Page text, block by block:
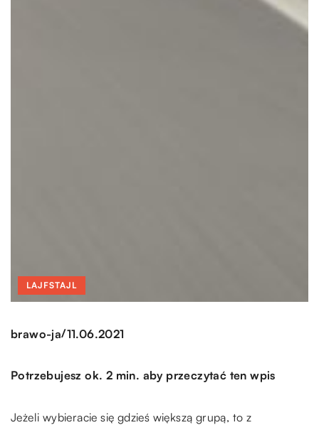
LAJFSTAJL
brawo-ja/11.06.2021
Potrzebujesz ok. 2 min. aby przeczytać ten wpis
Jeżeli wybieracie się gdzieś większą grupą, to z